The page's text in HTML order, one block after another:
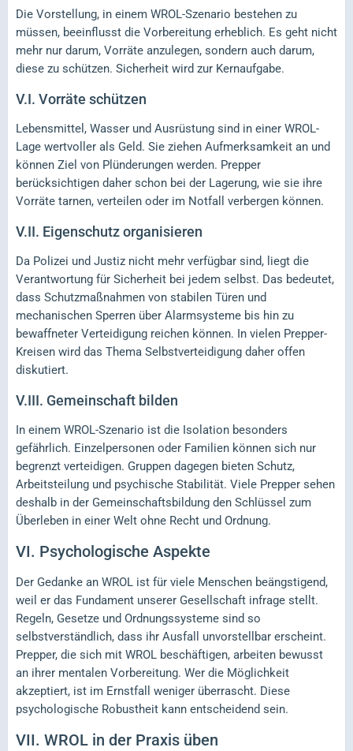
Die Vorstellung, in einem WROL-Szenario bestehen zu
müssen, beeinflusst die Vorbereitung erheblich. Es geht nicht
mehr nur darum, Vorräte anzulegen, sondern auch darum,
diese zu schützen. Sicherheit wird zur Kernaufgabe.
V.I. Vorräte schützen
Lebensmittel, Wasser und Ausrüstung sind in einer WROL-
Lage wertvoller als Geld. Sie ziehen Aufmerksamkeit an und
können Ziel von Plünderungen werden. Prepper
berücksichtigen daher schon bei der Lagerung, wie sie ihre
Vorräte tarnen, verteilen oder im Notfall verbergen können.
V.II. Eigenschutz organisieren
Da Polizei und Justiz nicht mehr verfügbar sind, liegt die
Verantwortung für Sicherheit bei jedem selbst. Das bedeutet,
dass Schutzmaßnahmen von stabilen Türen und
mechanischen Sperren über Alarmsysteme bis hin zu
bewaffneter Verteidigung reichen können. In vielen Prepper-
Kreisen wird das Thema Selbstverteidigung daher offen
diskutiert.
V.III. Gemeinschaft bilden
In einem WROL-Szenario ist die Isolation besonders
gefährlich. Einzelpersonen oder Familien können sich nur
begrenzt verteidigen. Gruppen dagegen bieten Schutz,
Arbeitsteilung und psychische Stabilität. Viele Prepper sehen
deshalb in der Gemeinschaftsbildung den Schlüssel zum
Überleben in einer Welt ohne Recht und Ordnung.
VI. Psychologische Aspekte
Der Gedanke an WROL ist für viele Menschen beängstigend,
weil er das Fundament unserer Gesellschaft infrage stellt.
Regeln, Gesetze und Ordnungssysteme sind so
selbstverständlich, dass ihr Ausfall unvorstellbar erscheint.
Prepper, die sich mit WROL beschäftigen, arbeiten bewusst
an ihrer mentalen Vorbereitung. Wer die Möglichkeit
akzeptiert, ist im Ernstfall weniger überrascht. Diese
psychologische Robustheit kann entscheidend sein.
VII. WROL in der Praxis üben